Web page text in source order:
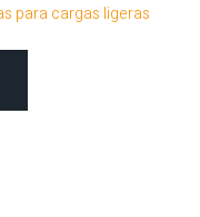
para cargas ligeras